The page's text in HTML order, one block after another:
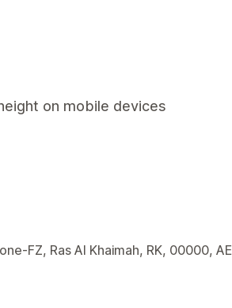
on mobile devices
FZ, Ras Al Khaimah, RK, 00000, AE